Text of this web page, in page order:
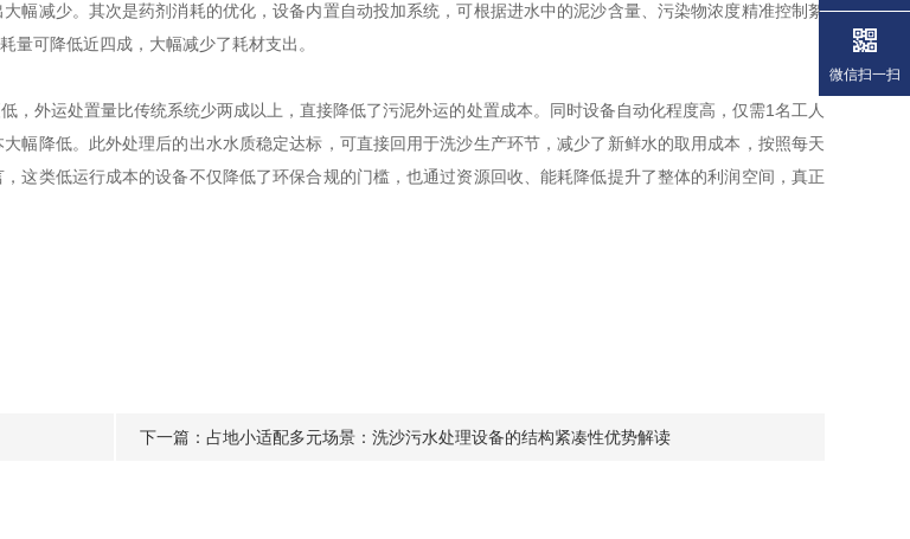
幅减少。其次是药剂消耗的优化，设备内置自动投加系统，可根据进水中的泥沙含量、污染物浓度精准控制絮
量可降低近四成，大幅减少了耗材支出。
外运处置量比传统系统少两成以上，直接降低了污泥外运的处置成本。同时设备自动化程度高，仅需1名工人
幅降低。此外处理后的出水水质稳定达标，可直接回用于洗沙生产环节，减少了新鲜水的取用成本，按照每天
这类低运行成本的设备不仅降低了环保合规的门槛，也通过资源回收、能耗降低提升了整体的利润空间，真正
下一篇： 占地小适配多元场景：洗沙污水处理设备的结构紧凑性优势解读
微信扫一扫